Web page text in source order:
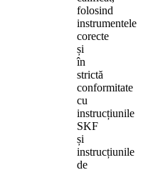
folosind
instrumentele
corecte
și
în
strictă
conformitate
cu
instrucțiunile
SKF
și
instrucțiunile
de